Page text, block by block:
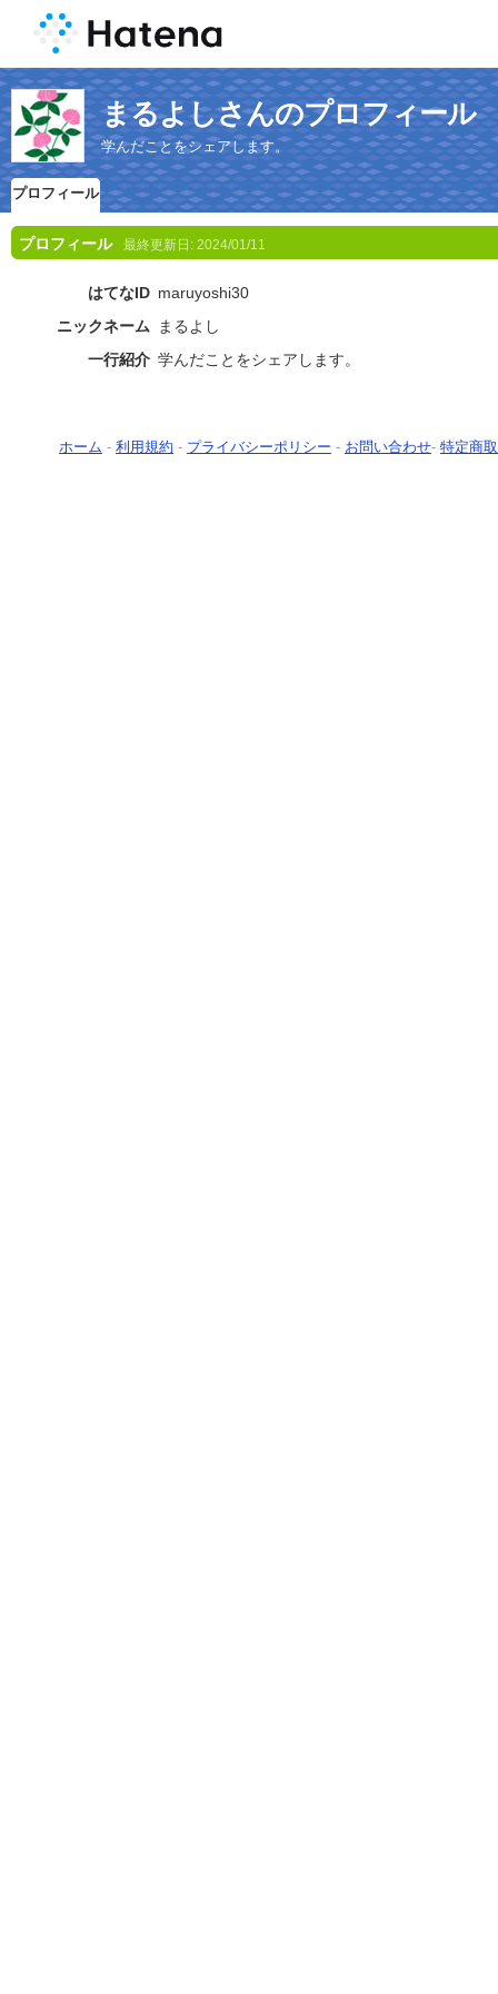
まるよしさんのプロフィール
学んだことをシェアします。
プロフィール
プロフィール 最終更新日: 2024/01/11
はてなID maruyoshi30
ニックネーム まるよし
一行紹介 学んだことをシェアします。
ホーム - 利用規約 - プライバシーポリシー - お問い合わせ- 特定商